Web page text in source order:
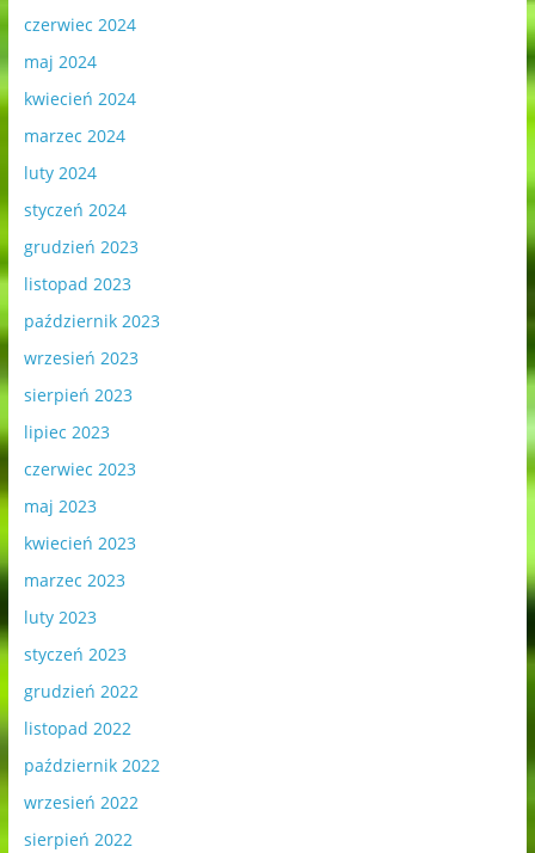
czerwiec 2024
maj 2024
kwiecień 2024
marzec 2024
luty 2024
styczeń 2024
grudzień 2023
listopad 2023
październik 2023
wrzesień 2023
sierpień 2023
lipiec 2023
czerwiec 2023
maj 2023
kwiecień 2023
marzec 2023
luty 2023
styczeń 2023
grudzień 2022
listopad 2022
październik 2022
wrzesień 2022
sierpień 2022